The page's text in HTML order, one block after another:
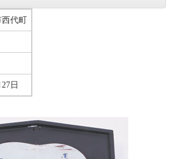
代町
日